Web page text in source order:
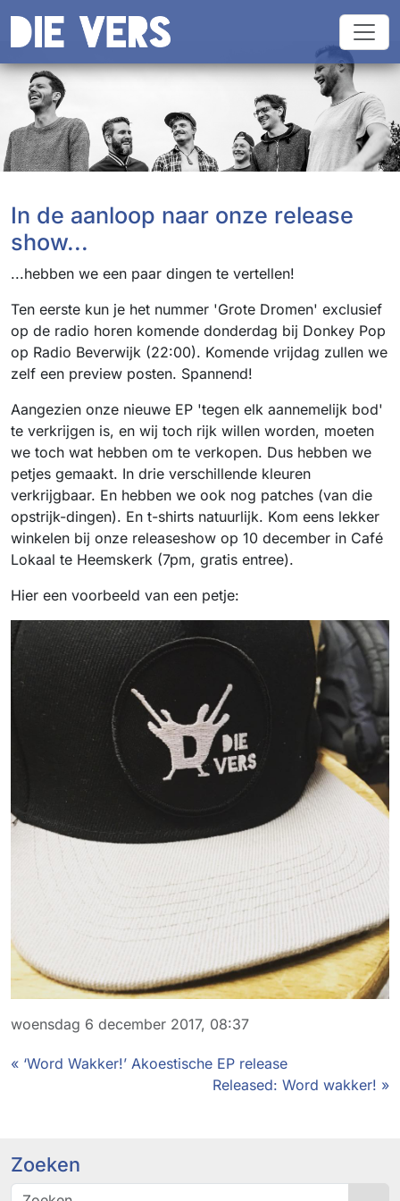
In de aanloop naar onze release
show...
...hebben we een paar dingen te vertellen!
Ten eerste kun je het nummer 'Grote Dromen' exclusief
op de radio horen komende donderdag bij Donkey Pop
op Radio Beverwijk (22:00). Komende vrijdag zullen we
zelf een preview posten. Spannend!
Aangezien onze nieuwe EP 'tegen elk aannemelijk bod'
te verkrijgen is, en wij toch rijk willen worden, moeten
we toch wat hebben om te verkopen. Dus hebben we
petjes gemaakt. In drie verschillende kleuren
verkrijgbaar. En hebben we ook nog patches (van die
opstrijk-dingen). En t-shirts natuurlijk. Kom eens lekker
winkelen bij onze releaseshow op 10 december in Café
Lokaal te Heemskerk (7pm, gratis entree).
Hier een voorbeeld van een petje:
woensdag 6 december 2017, 08:37
« ‘Word Wakker!’ Akoestische EP release
Released: Word wakker! »
Zoeken